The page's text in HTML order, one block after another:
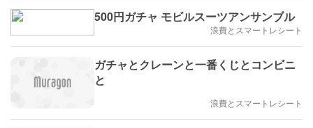
500円ガチャ モビルスーツアンサンブル
浪費とスマートレシート
ガチャとクレーンと一番くじとコンビニ
と
浪費とスマートレシート